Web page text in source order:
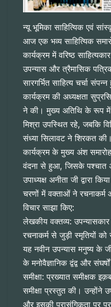
न्यू भूमिका साहित्यिक एवं
आज एक भव्य साहित्यिक
कार्यक्रम में वरिष्ठ साहित्यकार
उपन्यास और त्रैमासिक
सारगर्भित साहित्य चर्चा संपन्न
​कार्यक्रम की अध्यक्षता
ने की। मुख्य अतिथि के रूप में
मिश्रा उपस्थित रहे, जबकि
संध्या सिलावट ने शिरकत की।
​कार्यक्रम के मुख्य अंश
वंदना से हुआ, जिसके पश्चात
उपाध्यक्ष अनीता जी द्वारा
चरणों में वक्ताओं ने रचनाकर्म
विचार साझा किए:
​लेखकीय वक्तव्य: उपन्यासकार
रचनाकर्म से जुड़ी स्मृतियों
यह नवीन उपन्यास मनुष्य के
के मनोवैज्ञानिक द्वंद्व और
​समीक्षा: प्रख्यात समीक्षक
समीक्षा प्रस्तुत की। उन्होंने
और इसकी प्रासंगिकता पर